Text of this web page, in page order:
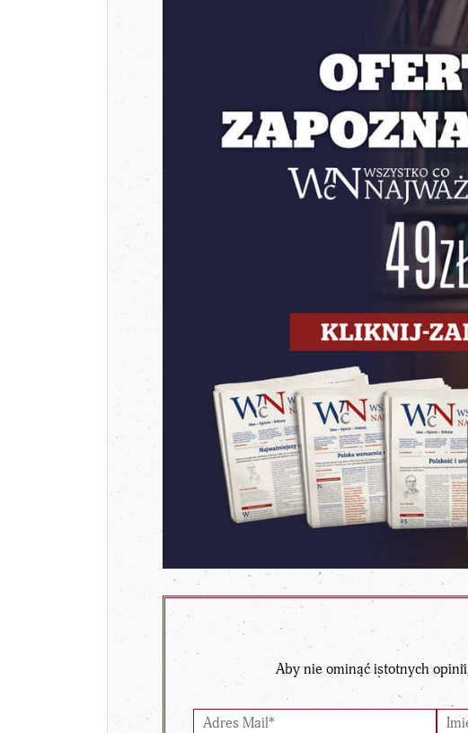
Aby nie ominąć istotnych